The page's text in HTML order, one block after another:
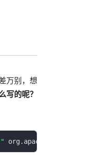
万别，想
写的呢？
org.apache.tvm.LibInfo